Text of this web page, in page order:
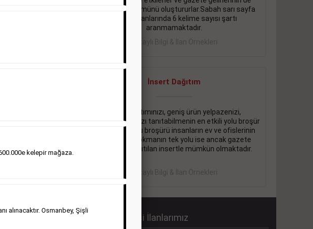
şartı
önemli bir bölümünü oluştururlar.Sabah sarı sayfa
eleman ilanlarında 6 kelime sayısı şartı
aranmamaktadır.
Detaylı Bilgi & İlan Örnekleri
İnsert Dağıtım
Firma tanıtımınızı, geniş ürün yelpazenizi,
promosyonlarınızı tanıtabilmenin en etkili yolu broşür
dağıtmaktır. Bu broşürü insanların ev ve ofislerinin
içine kadar sokmanın tek yolu ise ancak gazete
içerisinde dağıtılan insertle mümkün olmaktadır.
Detaylı Bilgi & İlan Örnekleri
Sabah Gazetesi İlanlarımız
kelepir mağaza.
alınacaktır. Osmanbey, Şişli